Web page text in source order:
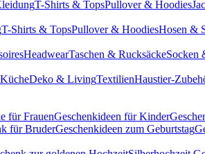
T-Shirts & TopsPullover & Hoodies
T-Shirts & TopsPullover & HoodiesHosen &
HeadwearTaschen & RucksäckeSocken
KücheDeko & LivingTextilienHaustier-
für FrauenGeschenkideen für Kinder
für BruderGeschenkideen zum Geburtstag